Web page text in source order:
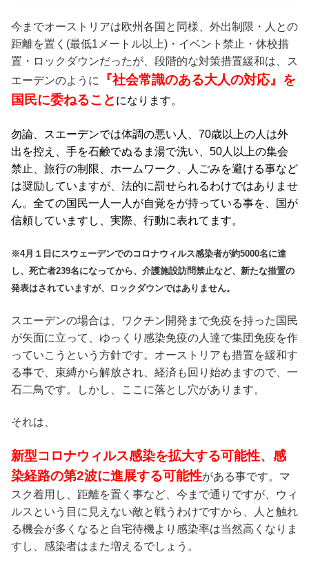
今までオーストリアは欧州各国と同様、外出制限・人との
距離を置く(最低1メートル以上)・イベント禁止・休校措
置・ロックダウンだったが、段階的な対策措置緩和は、ス
エーデンのように
『社会常識のある大人の対応』 を
国民に委ねること になります。
勿論、スエーデンでは体調の悪い人、 70歳以上の人は外
出を控え、手を石鹸でぬるま湯で洗い、 50人以上の集会
禁止、旅行の制限、ホームワーク、人ごみを避ける事など
は奨励していますが、法的に罰せられるわけではありませ
ん。全ての国民一人一人が自覚をが持っている事を、国が
信頼していますし、実際、行動に表れてます。
※4月１日にスウェーデンでのコロナウィルス感染者が約5000名に達
し、死亡者239名になってから、介護施設訪問禁止など、新たな措置の
発表はされていますが、ロックダウンではありません。
スエーデンの場合は、ワクチン開発まで免疫を持った国民
が矢面に立って、ゆっくり感染免疫の人達で集団免疫を作
っていこうという方針です。オーストリアも措置を緩和す
る事で、束縛から解放され、経済も回り始めますので、一
石二鳥です。しかし、ここに落とし穴があります。
それは、
新型コロナウィルス感染を拡大する可能性、感
染経路の第2波に進展する可能性がある事です。マ
スク着用し、距離を置く事など、今まで通りですが、ウィ
ルスという目に見えない敵と戦うわけですから、人と触れ
る機会が多くなると自宅待機より感染率は当然高くなりま
すし、感染者はまた増えるでしょう。